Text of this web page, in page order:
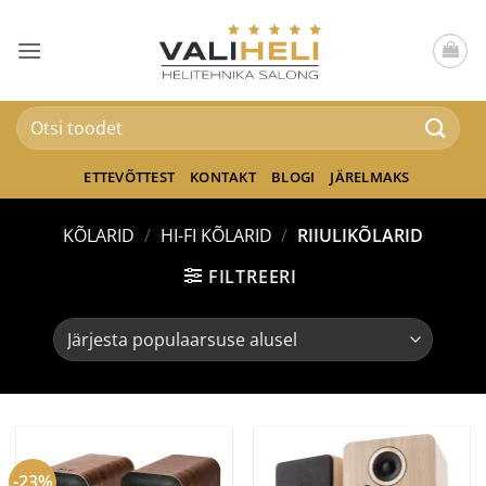
content
Otsi:
ETTEVÕTTEST KONTAKT BLOGI JÄRELMAKS
KÕLARID / HI-FI KÕLARID / RIIULIKÕLARID
FILTREERI